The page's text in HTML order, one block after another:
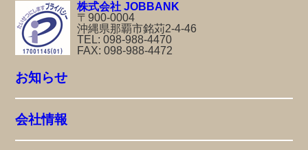
株式会社 JOBBANK
〒900-0004
沖縄県那覇市銘苅2-4-46
TEL: 098-988-4470
FAX: 098-988-4472
お知らせ
会社情報